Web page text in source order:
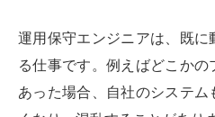
運用保守エンジニアは、既に
る仕事です。例えばどこか
あった場合、自社のシステ